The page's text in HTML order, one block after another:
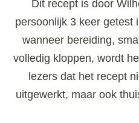
Dit recept is door
persoonlijk 3 keer getest
wanneer bereiding,
volledig kloppen, wordt
lezers dat het recept
uitgewerkt, maar ook